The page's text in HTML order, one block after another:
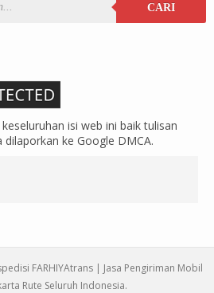
CARI
isi web ini baik tulisan
ke Google DMCA.
FARHIYAtrans | Jasa Pengiriman Mobil
Rute Seluruh Indonesia.